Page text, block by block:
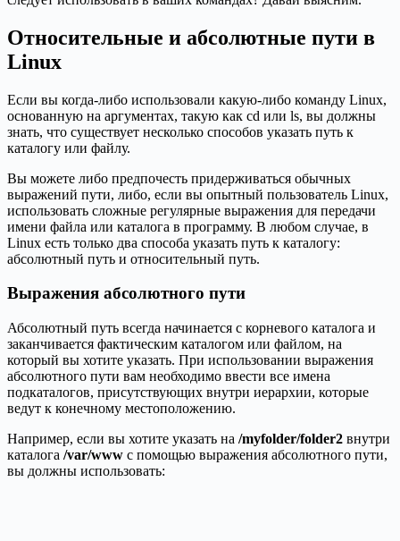
Относительные и абсолютные пути в
Linux
Если вы когда-либо использовали какую-либо команду Linux,
основанную на аргументах, такую как cd или ls, вы должны
знать, что существует несколько способов указать путь к
каталогу или файлу.
Вы можете либо предпочесть придерживаться обычных
выражений пути, либо, если вы опытный пользователь Linux,
использовать сложные регулярные выражения для передачи
имени файла или каталога в программу. В любом случае, в
Linux есть только два способа указать путь к каталогу:
абсолютный путь и относительный путь.
Выражения абсолютного пути
Абсолютный путь всегда начинается с корневого каталога и
заканчивается фактическим каталогом или файлом, на
который вы хотите указать. При использовании выражения
абсолютного пути вам необходимо ввести все имена
подкаталогов, присутствующих внутри иерархии, которые
ведут к конечному местоположению.
Например, если вы хотите указать на /myfolder/folder2 внутри
каталога /var/www с помощью выражения абсолютного пути,
вы должны использовать: